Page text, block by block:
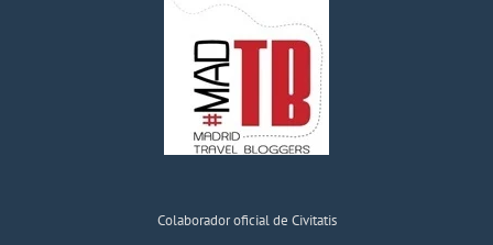
Colaborador oficial de Civitatis